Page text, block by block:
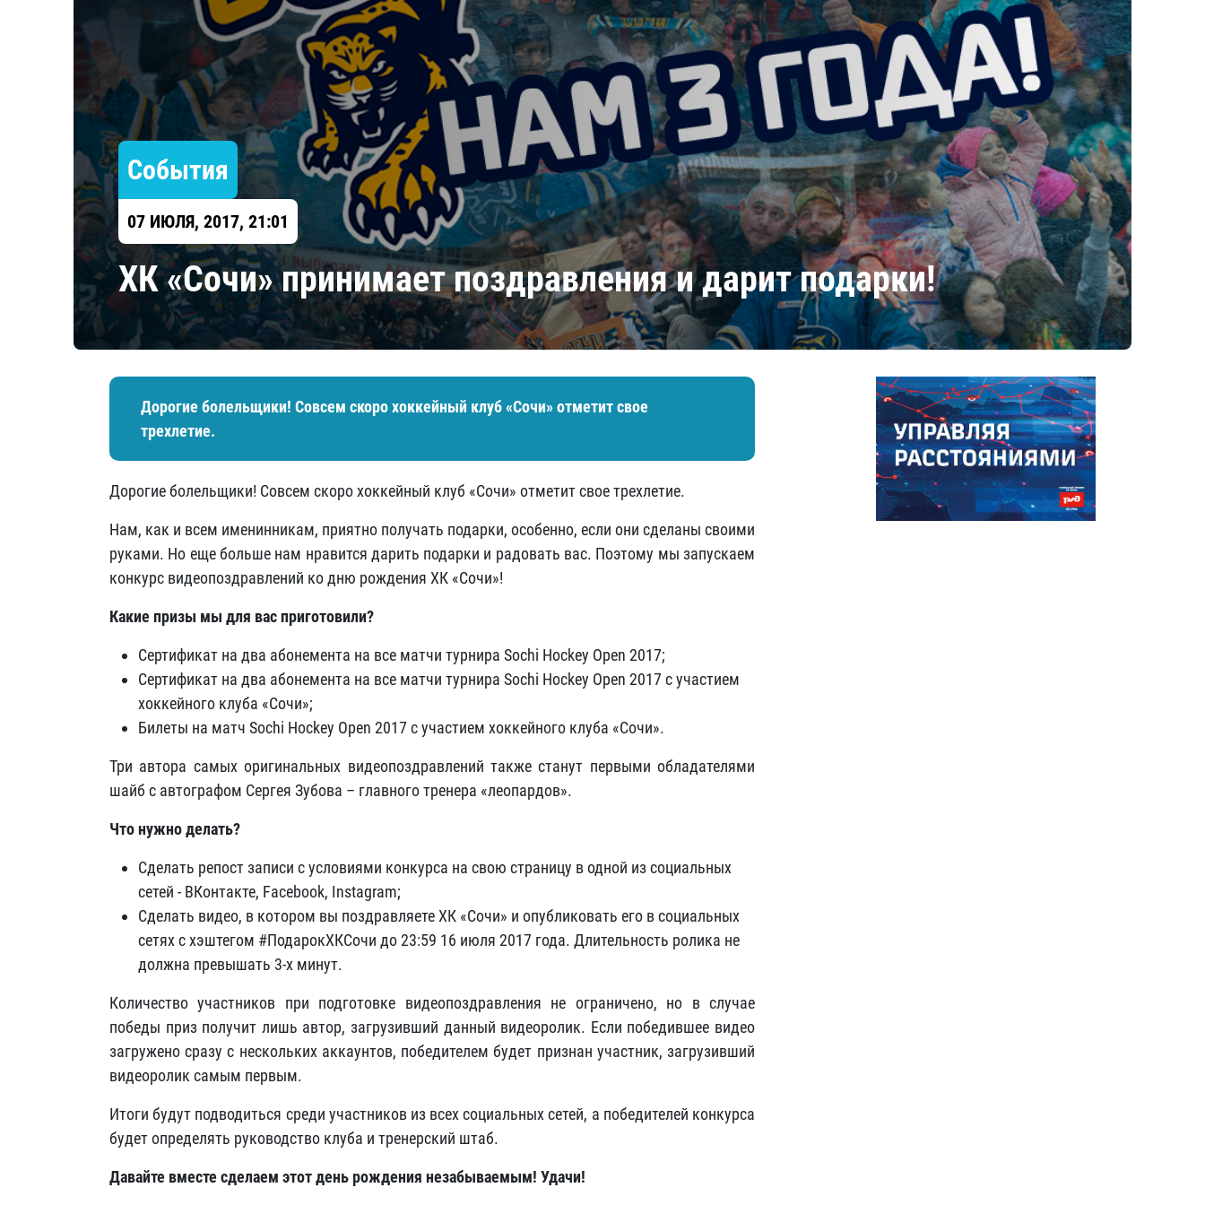
Локомотив
Северсталь
ЦСКА
Шанхайские Драконы
Амур
Барыс
Салават Юлаев
Сибирь
События
07 ИЮЛЯ, 2017, 21:01
ХК «Сочи» принимает поздравления и дарит подарки!
Дорогие болельщики! Совсем скоро хоккейный клуб «Сочи» отметит свое
трехлетие.
Дорогие болельщики! Совсем скоро хоккейный клуб «Сочи» отметит свое трехлетие.
Нам, как и всем именинникам, приятно получать подарки, особенно, если они сделаны своими
руками. Но еще больше нам нравится дарить подарки и радовать вас. Поэтому мы запускаем
конкурс видеопоздравлений ко дню рождения ХК «Сочи»!
Какие призы мы для вас приготовили?
Сертификат на два абонемента на все матчи турнира Sochi Hockey Open 2017;
Сертификат на два абонемента на все матчи турнира Sochi Hockey Open 2017 с участием
хоккейного клуба «Сочи»;
Билеты на матч Sochi Hockey Open 2017 с участием хоккейного клуба «Сочи».
Три автора самых оригинальных видеопоздравлений также станут первыми обладателями
шайб с автографом Сергея Зубова – главного тренера «леопардов».
Что нужно делать?
Сделать репост записи с условиями конкурса на свою страницу в одной из социальных
сетей - ВКонтакте, Facebook, Instagram;
Сделать видео, в котором вы поздравляете ХК «Сочи» и опубликовать его в социальных
сетях с хэштегом #ПодарокХКСочи до 23:59 16 июля 2017 года. Длительность ролика не
должна превышать 3-х минут.
Количество участников при подготовке видеопоздравления не ограничено, но в случае
победы приз получит лишь автор, загрузивший данный видеоролик. Если победившее видео
загружено сразу с нескольких аккаунтов, победителем будет признан участник, загрузивший
видеоролик самым первым.
Итоги будут подводиться среди участников из всех социальных сетей, а победителей конкурса
будет определять руководство клуба и тренерский штаб.
Давайте вместе сделаем этот день рождения незабываемым! Удачи!